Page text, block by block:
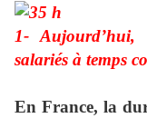
1-
salariés à temps
En France, la